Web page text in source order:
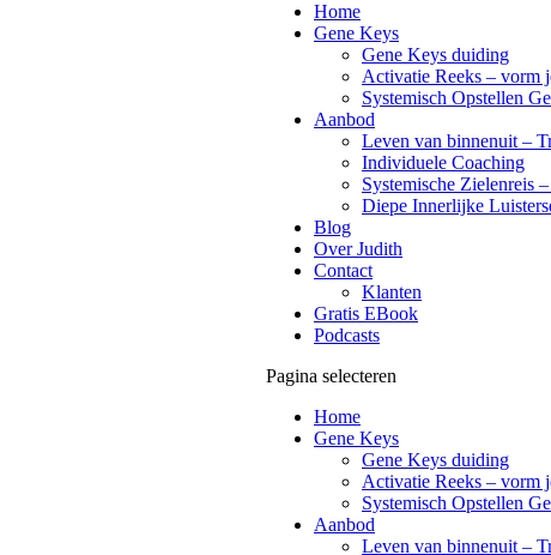
Home
Gene Keys
Gene Keys duiding
Activatie Reeks – vorm
Systemisch Opstellen
Aanbod
Leven van binnenuit –
Individuele Coaching
Systemische Zielenreis
Diepe Innerlijke
Blog
Over Judith
Contact
Klanten
Gratis EBook
Podcasts
Pagina selecteren
Home
Gene Keys
Gene Keys duiding
Activatie Reeks – vorm
Systemisch Opstellen
Aanbod
Leven van binnenuit –